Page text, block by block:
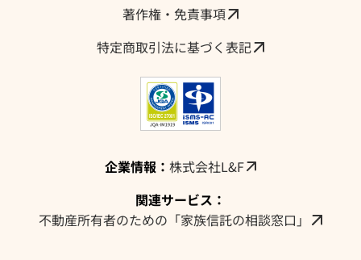
著作権・免責事項
特定商取引法に基づく表記
企業情報： 株式会社L&F
関連サービス：
不動産所有者のための「家族信託の相談窓口」